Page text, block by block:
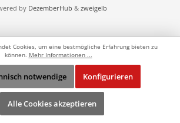
by DezemberHub & zweigelb
Cookies, um eine bestmögliche Erfahrung bieten zu
können. Mehr Informationen ...
notwendige Konfigurieren
Alle Cookies akzeptieren